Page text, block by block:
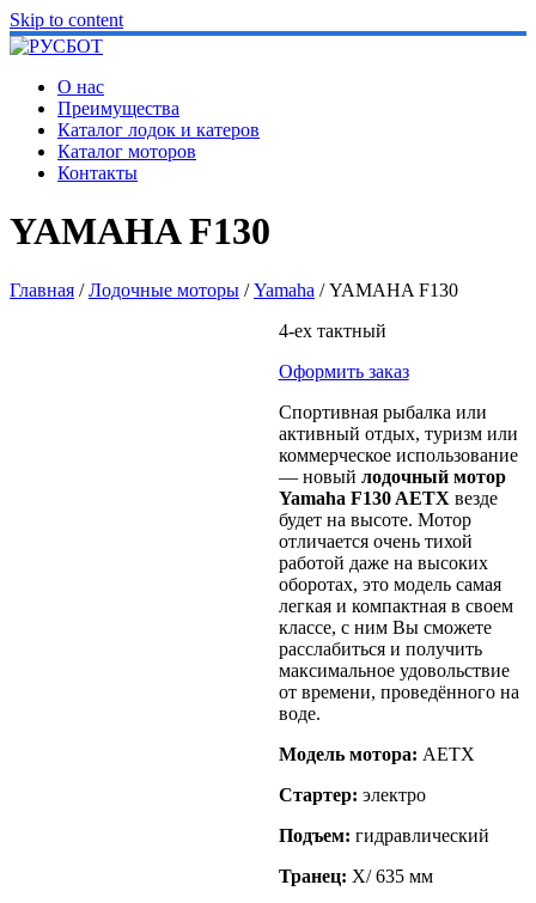
Skip to content
О нас
Преимущества
Каталог лодок и катеров
Каталог моторов
Контакты
YAMAHA F130
Главная /Лодочные моторы /Yamaha / YAMAHA F130
4-ех тактный
Оформить заказ
Спортивная рыбалка или
активный отдых, туризм или
коммерческое использование
— новый лодочный мотор
Yamaha F130 AETX везде
будет на высоте. Мотор
отличается очень тихой
работой даже на высоких
оборотах, это модель самая
легкая и компактная в своем
классе, с ним Вы сможете
расслабиться и получить
максимальное удовольствие
от времени, проведённого на
воде.
Модель мотора: АETX
Стартер: электро
Подъем: гидравлический
Транец: X/ 635 мм